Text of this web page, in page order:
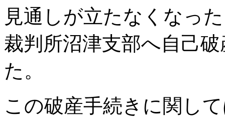
見通しが立たなくなっ
裁判所沼津支部へ自己
た。
この破産手続きに関し